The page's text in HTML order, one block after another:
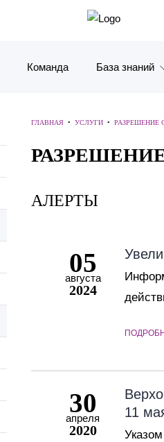
Команда База знаний
Презентации
ГЛАВНАЯ• УСЛУГИ• РАЗРЕШЕНИЕ
АЛЕРТЫ
05
августа
2024
30
апреля
2020
11